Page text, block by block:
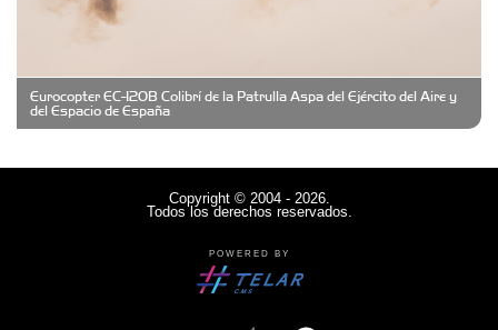
CONSERVAS YAMASIRO
Cubanico´s - Cubanitos Rellenos!
Denisi Market
Eurocopter EC-120B Colibrí de la Patrulla Aspa del Ejército del Aire y
del Espacio de España
Copyright © 2004 - 2026.
Todos los derechos reservados.
POWERED BY